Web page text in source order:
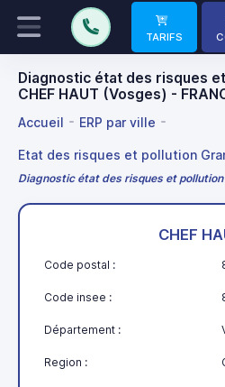
TARIFS
Diagnostic état des risques
CHEF HAUT (Vosges) -
Accueil ERP par ville
Etat des risques et pollution
Diagnostic état des risques et pollution
CHEF
Code postal :
Code insee :
Département :
Region :